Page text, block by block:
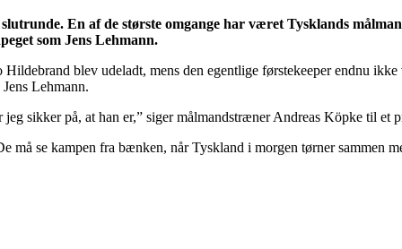
En af de største omgange har været Tysklands
som Jens Lehmann.
blev udeladt, mens den egentlige førstekeeper endnu
Lehmann.
sikker på, at han er,” siger målmandstræner Andreas Köpke til et
må se kampen fra bænken, når Tyskland i morgen tørner sammen